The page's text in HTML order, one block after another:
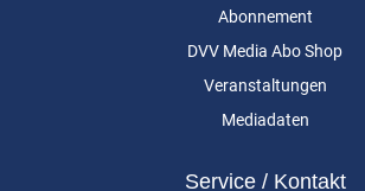
Abonnement
DVV Media Abo Shop
Veranstaltungen
Mediadaten
Service / Kontakt